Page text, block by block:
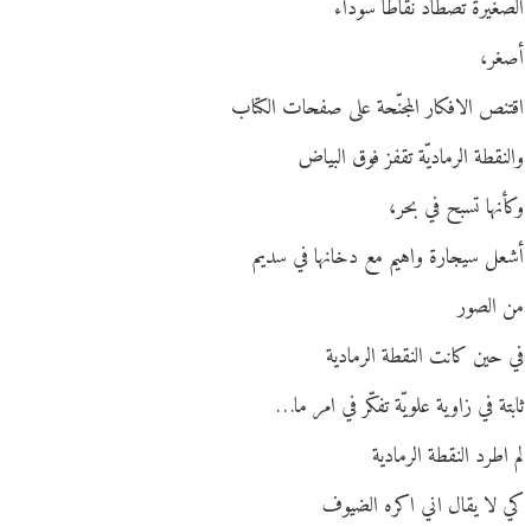
الصغيرة تصطاد نقاطا سوداء
أصغر،
اقتنص الافكار المجنّحة على صفحات الكتاب
والنقطة الرماديّة تقفز فوق البياض
وكأنها تسبح في بحر،
أشعل سيجارة واهيم مع دخانها في سديم
من الصور
في حين كانت النقطة الرمادية
ثابتة في زاوية علويّة تفكّر في امر ما…
لم اطرد النقطة الرمادية
كي لا يقال اني اكره الضيوف